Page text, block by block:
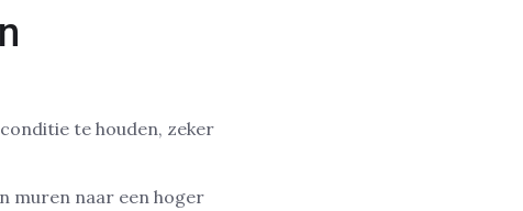
te houden, zeker
muren naar een hoger